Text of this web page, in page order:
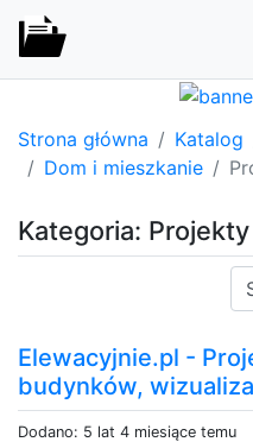
Strona główna Katalog
Dom i mieszkanie
Kategoria:
Elewacyjnie.pl -
budynków,
Dodano: 5 lat 4 miesiące temu